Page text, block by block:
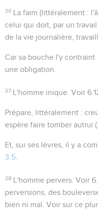
26 La faim (littéralement :
celui qui doit, par un
de la vie journalière,
Car sa bouche l'y contraint
une obligation.
27 L'homme inique . Voir
Prépare , littéralement :
espère faire tomber autrui (
Et, sur ses lèvres, il y a
3.5
28 L'homme pervers . Voir
perversions , des
bien ni mal. Voir sur ce